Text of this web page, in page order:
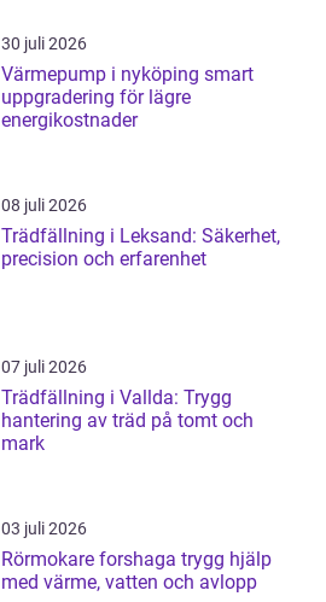
30 juli 2026
Värmepump i nyköping smart
uppgradering för lägre
energikostnader
08 juli 2026
Trädfällning i Leksand: Säkerhet,
precision och erfarenhet
07 juli 2026
Trädfällning i Vallda: Trygg
hantering av träd på tomt och
mark
03 juli 2026
Rörmokare forshaga trygg hjälp
med värme, vatten och avlopp